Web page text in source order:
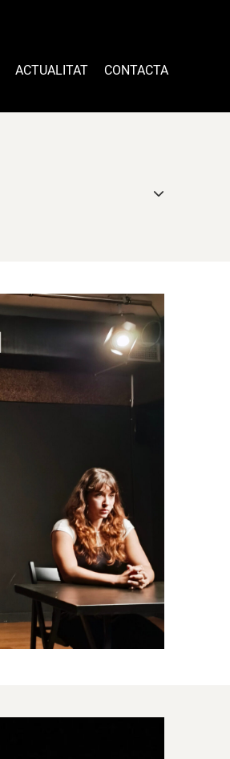
ACTUALITAT CONTACTA